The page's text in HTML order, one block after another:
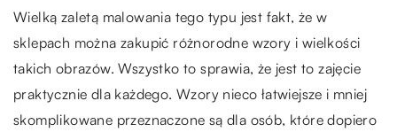
Wielką zaletą malowania tego typu jest fakt, że w
sklepach można zakupić różnorodne wzory i wielkości
takich obrazów. Wszystko to sprawia, że jest to zajęcie
praktycznie dla każdego. Wzory nieco łatwiejsze i mniej
skomplikowane przeznaczone są dla osób, które dopiero